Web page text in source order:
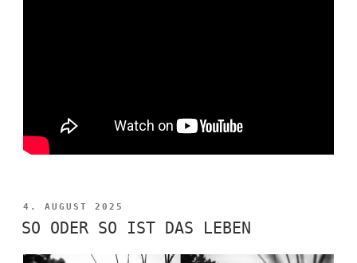
VERÖFFENTLICHT
AM
4. AUGUST 2025
SO ODER SO IST DAS LEBEN